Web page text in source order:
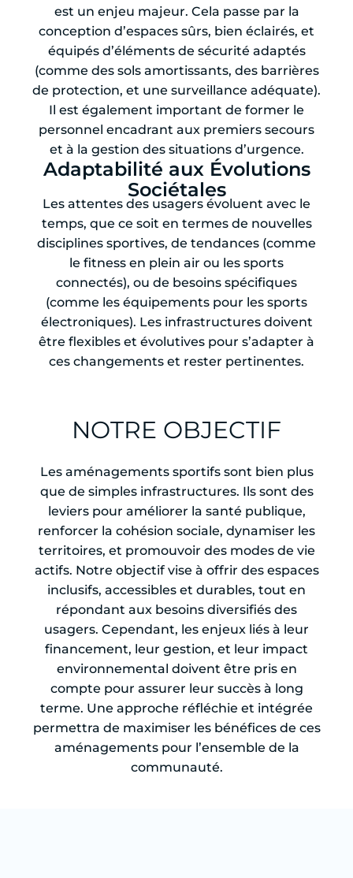
est un enjeu majeur. Cela passe par la
conception d’espaces sûrs, bien éclairés, et
équipés d’éléments de sécurité adaptés
(comme des sols amortissants, des barrières
de protection, et une surveillance adéquate).
Il est également important de former le
personnel encadrant aux premiers secours
et à la gestion des situations d’urgence.
Adaptabilité aux Évolutions
Sociétales
Les attentes des usagers évoluent avec le
temps, que ce soit en termes de nouvelles
disciplines sportives, de tendances (comme
le fitness en plein air ou les sports
connectés), ou de besoins spécifiques
(comme les équipements pour les sports
électroniques). Les infrastructures doivent
être flexibles et évolutives pour s’adapter à
ces changements et rester pertinentes.
NOTRE OBJECTIF
Les aménagements sportifs sont bien plus
que de simples infrastructures. Ils sont des
leviers pour améliorer la santé publique,
renforcer la cohésion sociale, dynamiser les
territoires, et promouvoir des modes de vie
actifs. Notre objectif vise à offrir des espaces
inclusifs, accessibles et durables, tout en
répondant aux besoins diversifiés des
usagers. Cependant, les enjeux liés à leur
financement, leur gestion, et leur impact
environnemental doivent être pris en
compte pour assurer leur succès à long
terme. Une approche réfléchie et intégrée
permettra de maximiser les bénéfices de ces
aménagements pour l’ensemble de la
communauté.